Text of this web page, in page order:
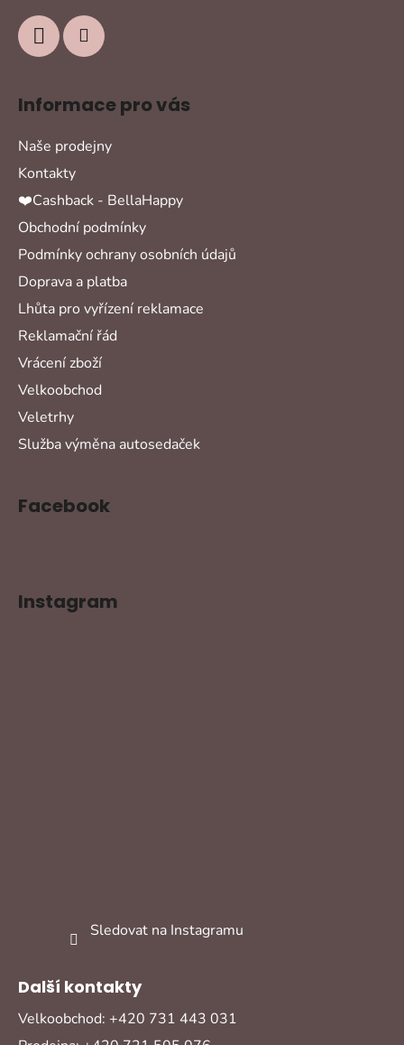
Informace pro vás
Naše prodejny
Kontakty
❤️Cashback - BellaHappy
Obchodní podmínky
Podmínky ochrany osobních údajů
Doprava a platba
Lhůta pro vyřízení reklamace
Reklamační řád
Vrácení zboží
Velkoobchod
Veletrhy
Služba výměna autosedaček
Facebook
Instagram
Sledovat na Instagramu
Další kontakty
Velkoobchod: +420 731 443 031